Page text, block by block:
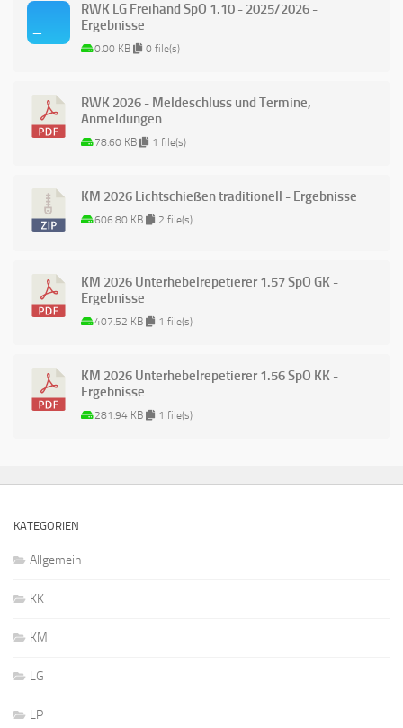
RWK LG Freihand SpO 1.10 - 2025/2026 -
Ergebnisse
0.00 KB 0 file(s)
RWK 2026 - Meldeschluss und Termine,
Anmeldungen
78.60 KB 1 file(s)
KM 2026 Lichtschießen traditionell - Ergebnisse
606.80 KB 2 file(s)
KM 2026 Unterhebelrepetierer 1.57 SpO GK -
Ergebnisse
407.52 KB 1 file(s)
KM 2026 Unterhebelrepetierer 1.56 SpO KK -
Ergebnisse
281.94 KB 1 file(s)
KATEGORIEN
Allgemein
KK
KM
LG
LP